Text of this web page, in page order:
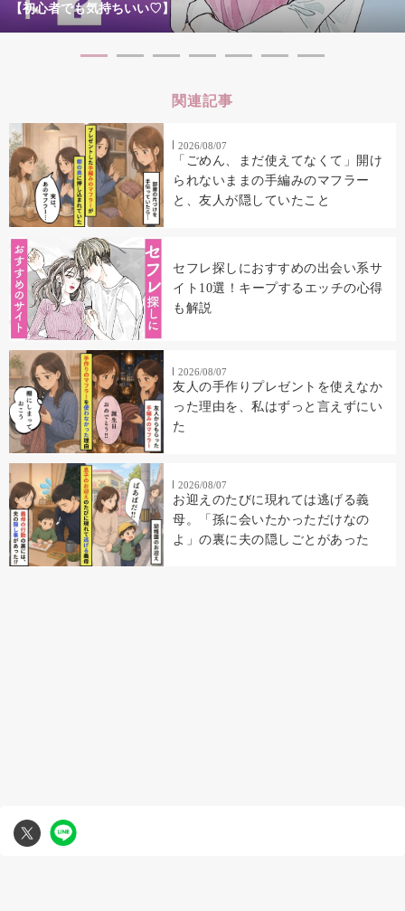
【初心者でも気持ちいい♡】
関連記事
2026/08/07
「ごめん、まだ使えてなくて」開け
られないままの手編みのマフラー
と、友人が隠していたこと
セフレ探しにおすすめの出会い系サ
イト10選！キープするエッチの心得
も解説
2026/08/07
友人の手作りプレゼントを使えなか
った理由を、私はずっと言えずにい
た
2026/08/07
お迎えのたびに現れては逃げる義
母。「孫に会いたかっただけなの
よ」の裏に夫の隠しごとがあった